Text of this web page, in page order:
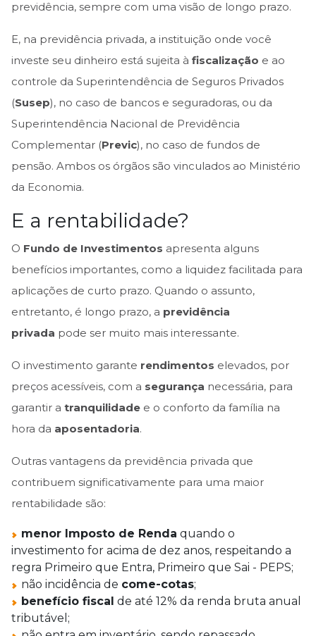
previdência, sempre com uma visão de longo prazo.
E, na previdência privada, a instituição onde você
investe seu dinheiro está sujeita à fiscalização e ao
controle da Superintendência de Seguros Privados
(Susep), no caso de bancos e seguradoras, ou da
Superintendência Nacional de Previdência
Complementar (Previc), no caso de fundos de
pensão. Ambos os órgãos são vinculados ao Ministério
da Economia.
E a rentabilidade?
O Fundo de Investimentos apresenta alguns
benefícios importantes, como a liquidez facilitada para
aplicações de curto prazo. Quando o assunto,
entretanto, é longo prazo, a previdência
privada pode ser muito mais interessante.
O investimento garante rendimentos elevados, por
preços acessíveis, com a segurança necessária, para
garantir a tranquilidade e o conforto da família na
hora da aposentadoria.
Outras vantagens da previdência privada que
contribuem significativamente para uma maior
rentabilidade são:
menor Imposto de Renda quando o
investimento for acima de dez anos, respeitando a
regra Primeiro que Entra, Primeiro que Sai - PEPS;
não incidência de come-cotas;
benefício fiscal de até 12% da renda bruta anual
tributável;